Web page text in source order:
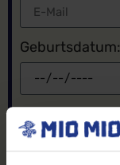
Geburtsdatum: